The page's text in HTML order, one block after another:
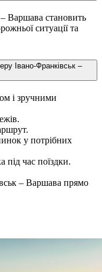
– Варшава становить
ситуації та
Івано-Франківськ –
і зручними
у потрібних
під час поїздки.
– Варшава прямо